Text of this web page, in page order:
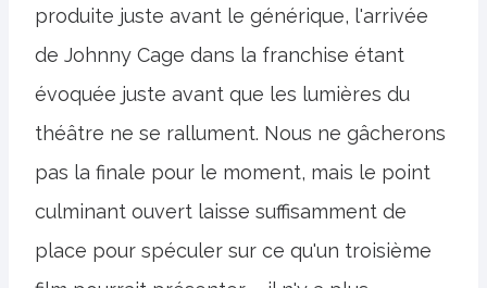
produite juste avant le générique, l'arrivée
de Johnny Cage dans la franchise étant
évoquée juste avant que les lumières du
théâtre ne se rallument. Nous ne gâcherons
pas la finale pour le moment, mais le point
culminant ouvert laisse suffisamment de
place pour spéculer sur ce qu'un troisième